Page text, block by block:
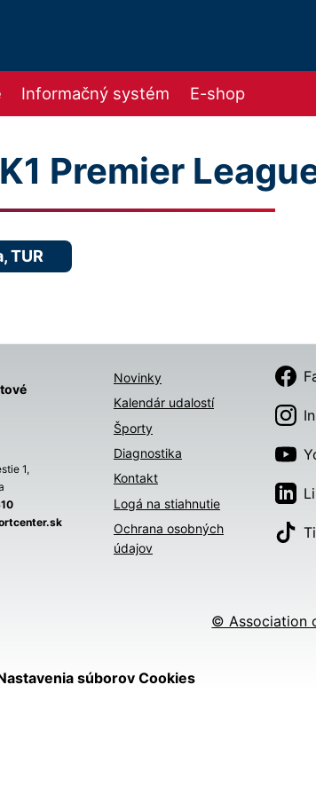
Informačný systém E-shop
Premier
TUR
1,
Novinky
Kalendár udalostí
Športy
Diagnostika
Kontakt
Logá na stiahnutie
Ochrana osobných
údajov
© Association
súborov Cookies